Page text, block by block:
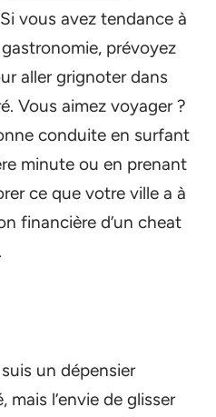
vous avez tendance à
prévoyez
aller grignoter dans
Vous aimez voyager ?
conduite en surfant
minute ou en prenant
ce que votre ville a à
financière d’un cheat
un dépensier
l’envie de glisser